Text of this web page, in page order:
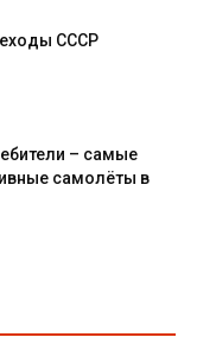
СССР
– самые
самолёты в